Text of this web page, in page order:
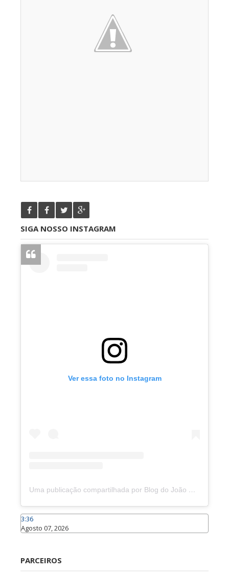
SIGA NOSSO INSTAGRAM
Ver essa foto no Instagram
Uma publicação compartilhada por Blog do João Marcolino (@joaomarcolinoneto)
3:36
Agosto 07, 2026
PARCEIROS